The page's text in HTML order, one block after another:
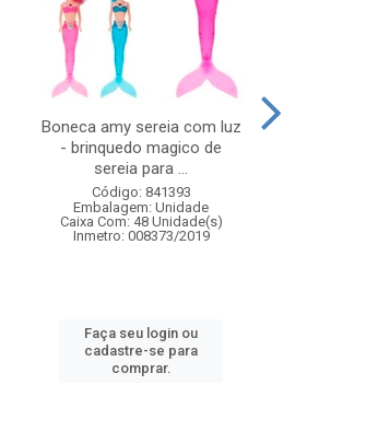
Boneca amy sereia com luz
- brinquedo magico de
sereia para ...
Código: 841393
Embalagem: Unidade
Caixa Com: 48 Unidade(s)
Inmetro: 008373/2019
Faça seu login ou
cadastre-se para
comprar.